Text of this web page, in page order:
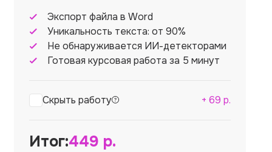
Экспорт файла в Word
Уникальность текста: от 90%
Не обнаруживается ИИ-детекторами
Готовая курсовая работа за 5 минут
Скрыть работу + 69 р.
Итог:449 р.